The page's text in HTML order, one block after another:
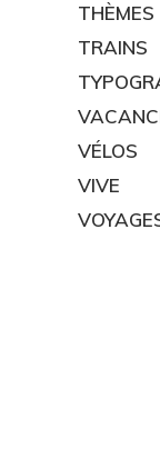
TRAINS
VÉLOS
VIVE